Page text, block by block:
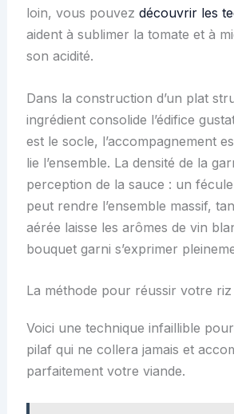
loin, vous pouvez découvrir les
aident à sublimer la tomate et à
son acidité.
Dans la construction d’un plat
ingrédient consolide l’édifice
est le socle, l’accompagnement
lie l’ensemble. La densité de la
perception de la sauce : un
peut rendre l’ensemble massif,
aérée laisse les arômes de vin
bouquet garni s’exprimer
La méthode pour réussir votre
Voici une technique infaillible
pilaf qui ne collera jamais et
parfaitement votre viande.